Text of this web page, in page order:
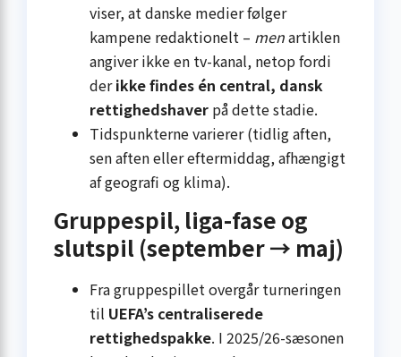
viser, at danske medier følger
kampene redaktionelt – menartiklen
angiver ikke en tv-kanal, netop fordi
derikke findes én central, dansk
rettighedshaver på dette stadie.
Tidspunkterne varierer (tidlig aften,
sen aften eller eftermiddag, afhængigt
af geografi og klima).
Gruppespil, liga-fase og
slutspil (september → maj)
Fra gruppespillet overgår turneringen
til UEFA’s centraliserede
rettighedspakke. I 2025/26-sæsonen